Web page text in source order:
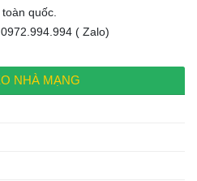
quốc.
( Zalo)
NHÀ MẠNG